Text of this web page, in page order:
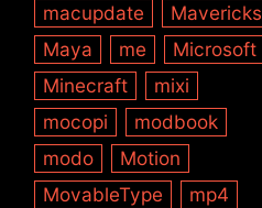
macupdate
Mavericks
Maya
me
Microsoft
Minecraft
mixi
mocopi
modbook
modo
Motion
MovableType
mp4